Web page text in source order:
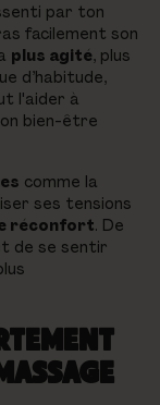
par ton
facilement son
plus agité, plus
d’habitude,
l'aider à
bien-être
comme la
ses tensions
réconfort. De
de se sentir